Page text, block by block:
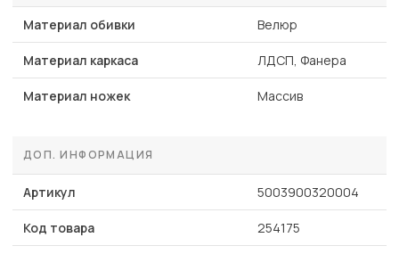
Материал обивки Велюр
Материал каркаса ЛДСП, Фанера
Материал ножек Массив
ДОП. ИНФОРМАЦИЯ
Артикул 5003900320004
Код товара 254175